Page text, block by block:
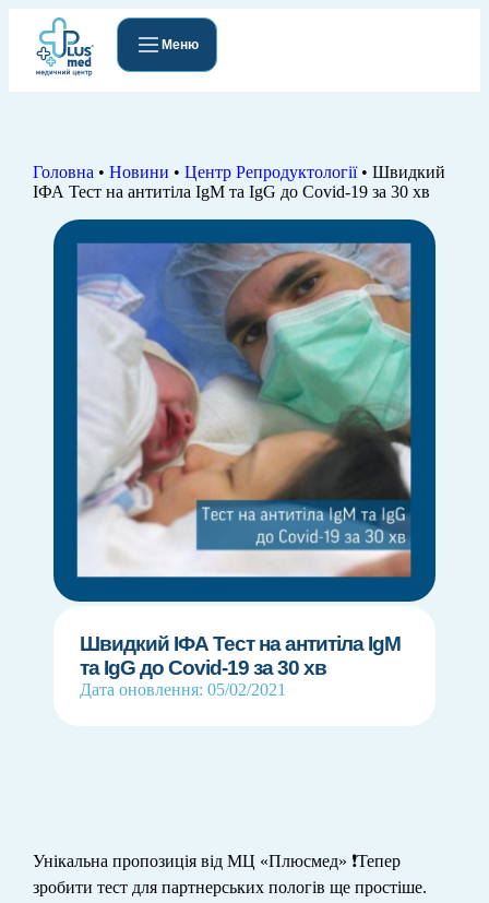
Меню
Головна • Новини • Центр Репродуктології• Швидкий
ІФА Тест на антитіла IgМ та IgG до Covid-19 за 30 хв
Швидкий ІФА Тест на антитіла IgМ
та IgG до Covid-19 за 30 хв
Дата оновлення: 05/02/2021
Унікальна пропозиція від МЦ «Плюсмед» ❗️Тепер
зробити тест для партнерських пологів ще простіше.